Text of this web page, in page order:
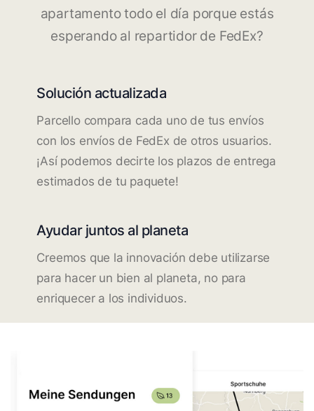
apartamento todo el día porque estás
esperando al repartidor de FedEx?
Solución actualizada
Parcello compara cada uno de tus envíos
con los envíos de FedEx de otros usuarios.
¡Así podemos decirte los plazos de entrega
estimados de tu paquete!
Ayudar juntos al planeta
Creemos que la innovación debe utilizarse
para hacer un bien al planeta, no para
enriquecer a los individuos.